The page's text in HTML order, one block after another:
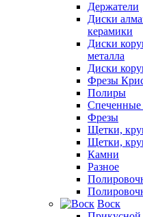
Держатели
Диски
керамики
Диски
металла
Диски
Фрезы
Полиры
Спеченные
Фрезы
Щетки,
Щетки,
Камни
Разное
Воск